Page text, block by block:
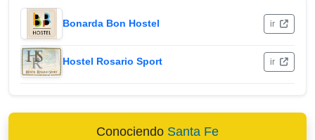
Bonarda Bon Hostel ir
Hostel Rosario Sport ir
Conociendo Santa Fe